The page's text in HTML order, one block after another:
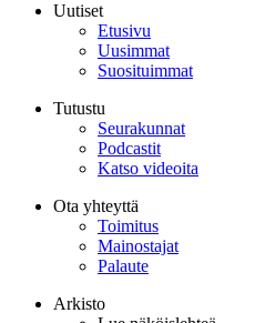
Uutiset
Etusivu
Uusimmat
Suosituimmat
Tutustu
Seurakunnat
Podcastit
Katso videoita
Ota yhteyttä
Toimitus
Mainostajat
Palaute
Arkisto